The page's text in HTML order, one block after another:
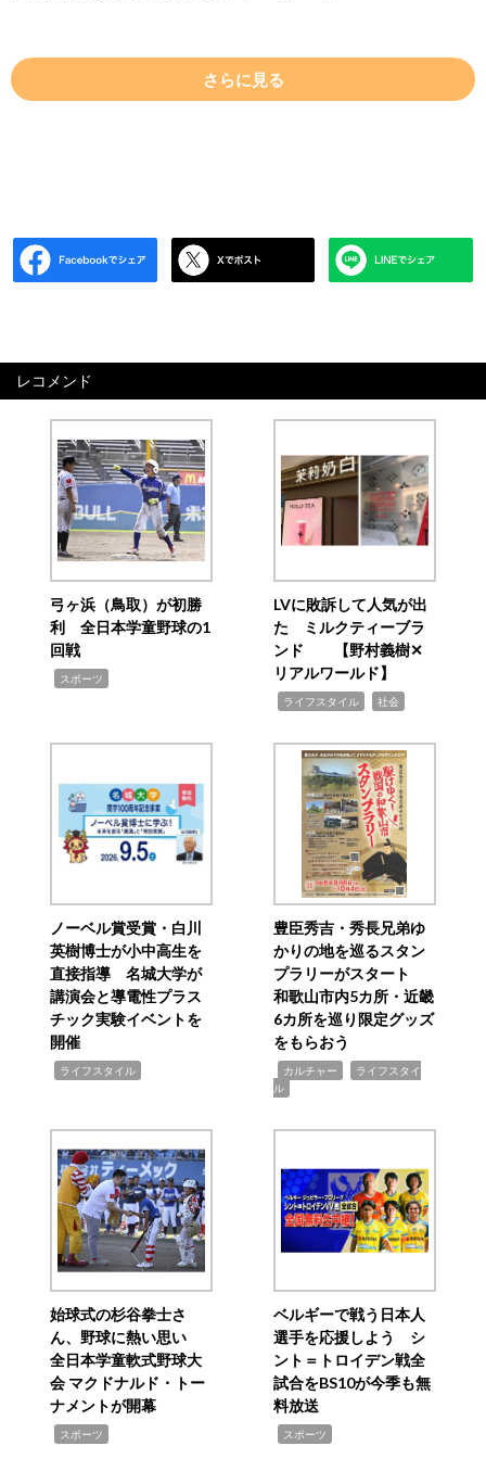
さらに見る
レコメンド
弓ヶ浜（鳥取）が初勝
利 全日本学童野球の1
回戦
スポーツ
LVに敗訴して人気が出
た ミルクティーブラ
ンド 【野村義樹✕
リアルワールド】
ライフスタイル 社会
ノーベル賞受賞・白川
英樹博士が小中高生を
直接指導 名城大学が
講演会と導電性プラス
チック実験イベントを
開催
ライフスタイル
豊臣秀吉・秀長兄弟ゆ
かりの地を巡るスタン
プラリーがスタート
和歌山市内5カ所・近畿
6カ所を巡り限定グッズ
をもらおう
カルチャー
ライフスタイ
ル
始球式の杉谷拳士さ
ん、野球に熱い思い
全日本学童軟式野球大
会 マクドナルド・トー
ナメントが開幕
スポーツ
ベルギーで戦う日本人
選手を応援しよう シ
ント＝トロイデン戦全
試合をBS10が今季も無
料放送
スポーツ